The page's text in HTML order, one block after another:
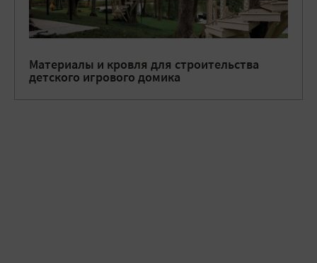
Материалы и кровля для строительства
детского игрового домика